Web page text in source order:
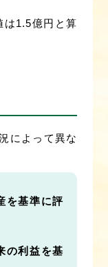
は1.5億円と算
によって異な
を基準に評
の利益を基